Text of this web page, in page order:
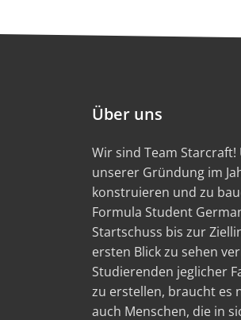
Über uns
Wir sind Team
unserer Gründung im
konstruieren und zu
Formula Student
Startschuss bis zur
ersten Blick zu sehen
Studierenden jeglicher
zu erstellen, braucht es
auch Menschen, die in